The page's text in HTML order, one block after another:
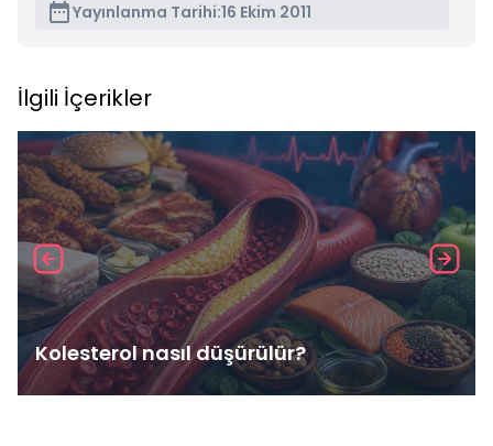
Yayınlanma Tarihi:16 Ekim 2011
İlgili İçerikler
Kolesterol nasıl düşürülür?